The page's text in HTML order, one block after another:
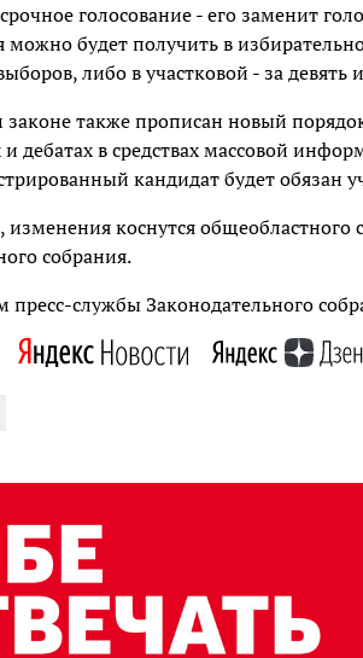
голосование - его заменит
можно будет получить в
либо в участковой - за девять
также прописан новый
дебатах в средствах массовой
кандидат будет обязан
коснутся общеобластного
собрания.
пресс-службы Законодательного